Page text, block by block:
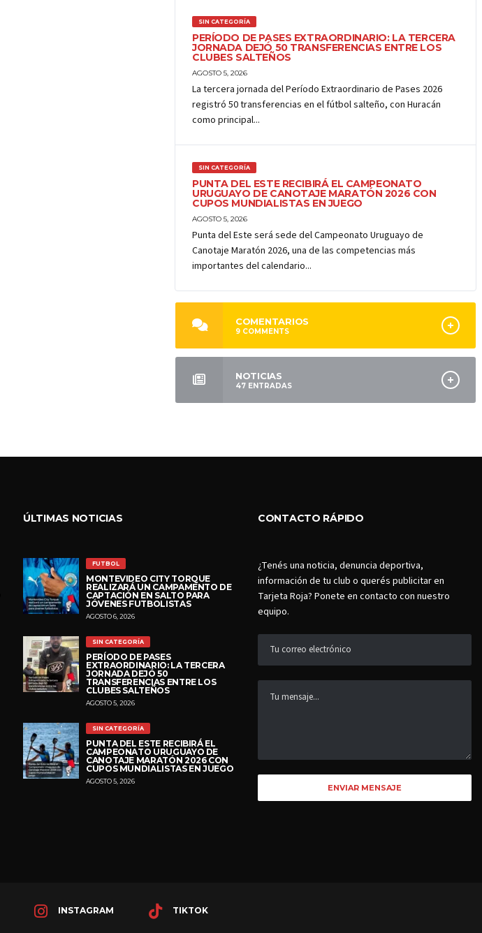
SIN CATEGORÍA
PERÍODO DE PASES EXTRAORDINARIO: LA TERCERA
JORNADA DEJÓ 50 TRANSFERENCIAS ENTRE LOS
CLUBES SALTEÑOS
AGOSTO 5, 2026
La tercera jornada del Período Extraordinario de Pases 2026
registró 50 transferencias en el fútbol salteño, con Huracán
como principal...
SIN CATEGORÍA
PUNTA DEL ESTE RECIBIRÁ EL CAMPEONATO
URUGUAYO DE CANOTAJE MARATÓN 2026 CON
CUPOS MUNDIALISTAS EN JUEGO
AGOSTO 5, 2026
Punta del Este será sede del Campeonato Uruguayo de
Canotaje Maratón 2026, una de las competencias más
importantes del calendario...
COMENTARIOS
9 COMMENTS
NOTICIAS
47 ENTRADAS
ÚLTIMAS NOTICIAS
FUTBOL
MONTEVIDEO CITY TORQUE
REALIZARÁ UN CAMPAMENTO DE
CAPTACIÓN EN SALTO PARA
JÓVENES FUTBOLISTAS
AGOSTO 6, 2026
SIN CATEGORÍA
PERÍODO DE PASES
EXTRAORDINARIO: LA TERCERA
JORNADA DEJÓ 50
TRANSFERENCIAS ENTRE LOS
CLUBES SALTEÑOS
AGOSTO 5, 2026
SIN CATEGORÍA
PUNTA DEL ESTE RECIBIRÁ EL
CAMPEONATO URUGUAYO DE
CANOTAJE MARATÓN 2026 CON
CUPOS MUNDIALISTAS EN JUEGO
AGOSTO 5, 2026
CONTACTO RÁPIDO
¿Tenés una noticia, denuncia deportiva,
información de tu club o querés publicitar en
Tarjeta Roja? Ponete en contacto con nuestro
equipo.
INSTAGRAM TIKTOK